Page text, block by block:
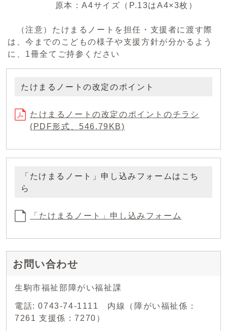
原本：A4サイズ（P.13はA4×3枚）
（注意）たけまるノートを担任・支援者に渡す際
は、今までのこどもの様子や支援方針が分かるよう
に、1冊全てご持参ください
たけまるノートの改定のポイント
たけまるノートの改定のポイントのチラシ
(PDF形式、546.79KB)
「たけまるノート」申し込みフォームはこち
ら
「たけまるノート」申し込みフォーム
お問い合わせ
生駒市福祉部障がい福祉課
電話: 0743-74-1111 内線（障がい福祉係：
7261 支援係：7270）